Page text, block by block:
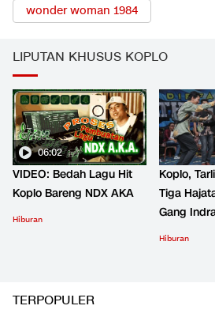
wonder woman 1984
LIPUTAN KHUSUS KOPLO
06:02
VIDEO: Bedah Lagu Hit
Koplo Bareng NDX AKA
Hiburan
Koplo,
Tiga
Gang
Hiburan
TERPOPULER